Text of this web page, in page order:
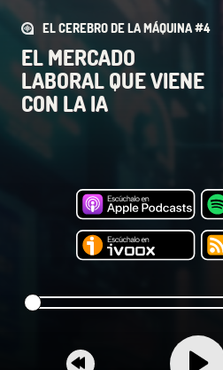
EL CEREBRO DE LA MÁQUINA #4
EL MERCADO
LABORAL QUE VIENE
CON LA IA